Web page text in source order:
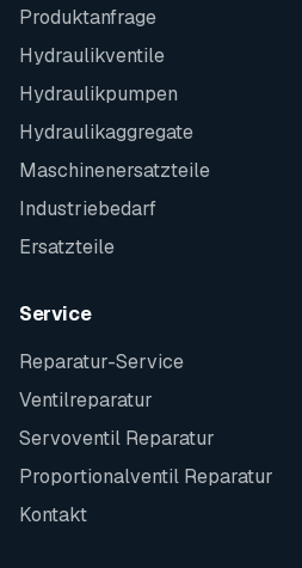
Produktanfrage
Hydraulikventile
Hydraulikpumpen
Hydraulikaggregate
Maschinenersatzteile
Industriebedarf
Ersatzteile
Service
Reparatur-Service
Ventilreparatur
Servoventil Reparatur
Proportionalventil Reparatur
Kontakt